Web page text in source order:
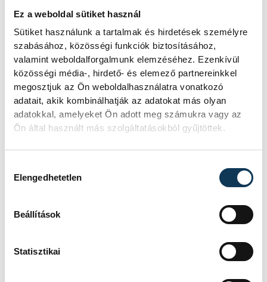
Ez a weboldal sütiket használ
Sütiket használunk a tartalmak és hirdetések személyre
szabásához, közösségi funkciók biztosításához,
valamint weboldalforgalmunk elemzéséhez. Ezenkívül
közösségi média-, hirdető- és elemező partnereinkkel
megosztjuk az Ön weboldalhasználatra vonatkozó
adatait, akik kombinálhatják az adatokat más olyan
adatokkal, amelyeket Ön adott meg számukra vagy az
Ön által használt más szolgáltatásokból gyűjtöttek.
Elengedhetetlen
Beállítások
Statisztikai
(izlandi)
C csoport:Dinamo Zagreb
(horvát), Viktoria Plzen (cseh),
FC Asztana (kazah), Ballkani
(koszovói)
D csoport:Club Brugge (belga),
Bodö/Glimt (norvég), Besiktas
(török), FC Lugano (svájci)
E csoport:AZ Alkmaar (holland),
Cukaricki (szerb)